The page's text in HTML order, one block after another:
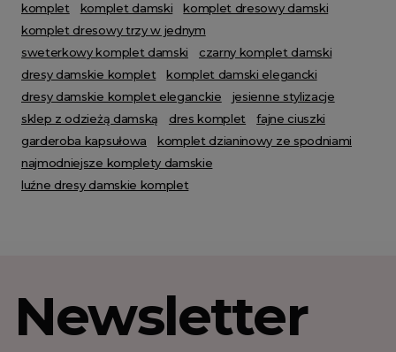
komplet komplet damski
komplet dresowy damski
komplet dresowy trzy w jednym
sweterkowy komplet damski
czarny komplet damski
dresy damskie komplet
komplet damski elegancki
dresy damskie komplet eleganckie
jesienne stylizacje
sklep z odzieżą damską
dres komplet
fajne ciuszki
garderoba kapsułowa
komplet dzianinowy ze spodniami
najmodniejsze komplety damskie
luźne dresy damskie komplet
Newsletter